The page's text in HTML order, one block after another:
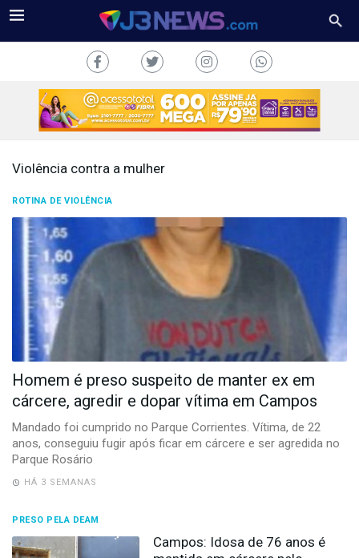
COLUNAS
CONOSCO
Copyright
Desenvolvido
por
Hesea
Tecnologia
Sistemas
Violência contra a mulher
ROTINA DE VIOLÊNCIA
Homem é preso suspeito de manter ex em
cárcere, agredir e dopar vítima em Campos
Mandado foi cumprido no Parque Corrientes. Vítima, de 22
anos, conseguiu fugir após ficar em cárcere e ser agredida no
Parque Rosário
HÁ 3 SEMANAS
PRESO PELA DEAM
Campos: Idosa de 76 anos é